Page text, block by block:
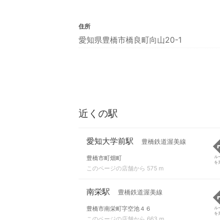
住所
愛知県豊橋市橋良町向山20-1
近くの駅
愛知大学前駅 豊橋鉄道渥美線
豊橋市町畑町
このページの店舗から 575 m
ル
を
南栄駅 豊橋鉄道渥美線
豊橋市南栄町字空池４６
ル
を